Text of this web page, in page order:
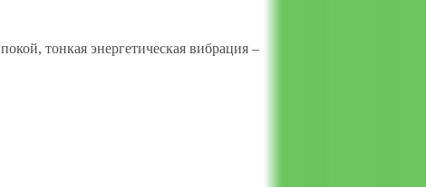
тонкая энергетическая вибрация –